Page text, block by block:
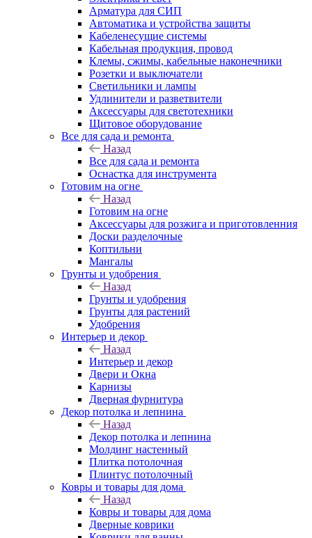
Арматура для СИП
Автоматика и устройства защиты
Кабеленесущие системы
Кабельная продукция, провод
Клемы, сжимы, кабельные наконечники
Розетки и выключатели
Светильники и лампы
Удлинители и разветвители
Аксессуары для светотехники
Щитовое оборудование
Все для сада и ремонта
Назад
Все для сада и ремонта
Оснастка для инструмента
Готовим на огне
Назад
Готовим на огне
Аксессуары для розжига и приготовленния
Доски разделочные
Коптильни
Мангалы
Грунты и удобрения
Назад
Грунты и удобрения
Грунты для растений
Удобрения
Интерьер и декор
Назад
Интерьер и декор
Двери и Окна
Карнизы
Дверная фурнитура
Декор потолка и лепнина
Назад
Декор потолка и лепнина
Молдинг настенный
Плитка потолочная
Плинтус потолочный
Ковры и товары для дома
Назад
Ковры и товары для дома
Дверные коврики